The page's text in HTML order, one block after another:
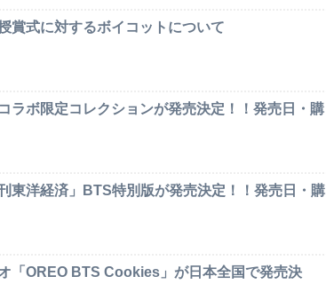
賞式に対するボイコットについて
ラボ限定コレクションが発売決定！！発売日・購
東洋経済」BTS特別版が発売決定！！発売日・購
「OREO BTS Cookies」が日本全国で発売決